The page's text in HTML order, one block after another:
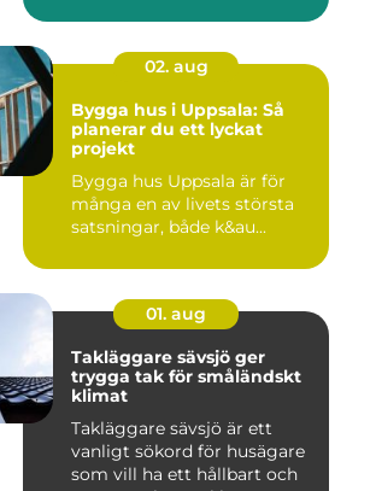
02. aug
Bygga hus i Uppsala: Så
planerar du ett lyckat
projekt
Bygga hus Uppsala är för
många en av livets största
satsningar, både k&au...
01. aug
Takläggare sävsjö ger
trygga tak för småländskt
klimat
Takläggare sävsjö är ett
vanligt sökord för husägare
som vill ha ett hållbart och